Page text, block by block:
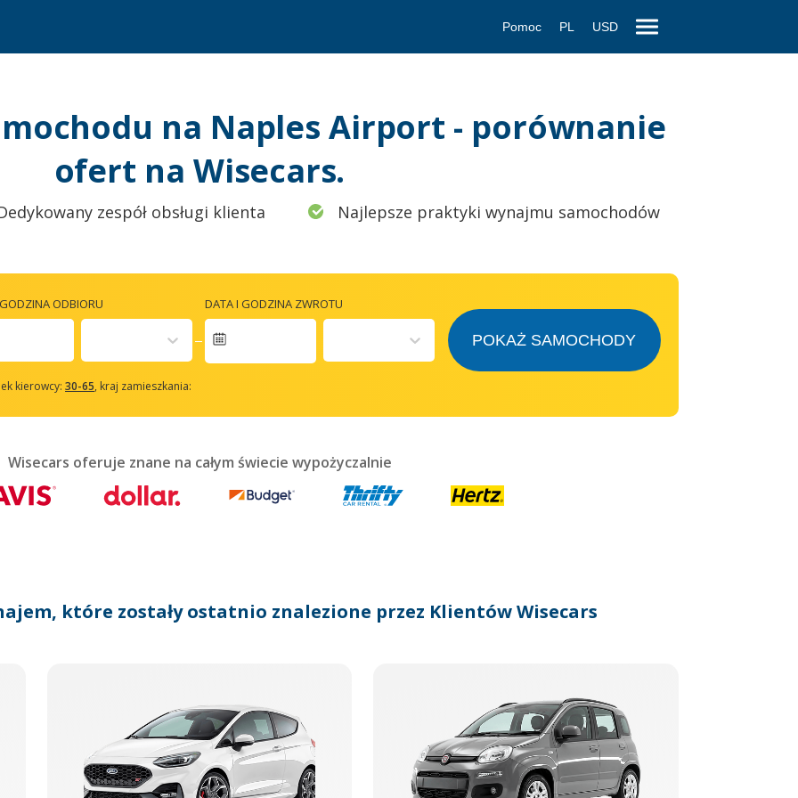
Pomoc PL USD
na Naples Airport - porównanie
ofert na Wisecars.
zespół obsługi klienta Najlepsze praktyki wynajmu samochodów
ODBIORU DATA I GODZINA ZWROTU
kierowcy:30-65, kraj zamieszkania:
POKAŻ SAMOCHODY
Wisecars oferuje znane na całym świecie wypożyczalnie
które zostały ostatnio znalezione przez Klientów Wisecars